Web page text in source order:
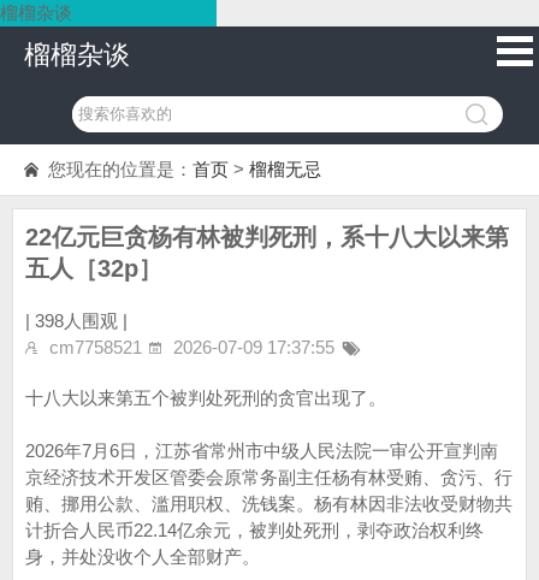
榴榴杂谈
榴榴杂谈
您现在的位置是： 首页 > 榴榴无忌
22亿元巨贪杨有林被判死刑，系十八大以来第
五人［32p］
| 398人围观 |
cm7758521
2026-07-09 17:37:55
十八大以来第五个被判处死刑的贪官出现了。
2026年7月6日，江苏省常州市中级人民法院一审公开宣判南
京经济技术开发区管委会原常务副主任杨有林受贿、贪污、行
贿、挪用公款、滥用职权、洗钱案。杨有林因非法收受财物共
计折合人民币22.14亿余元，被判处死刑，剥夺政治权利终
身，并处没收个人全部财产。